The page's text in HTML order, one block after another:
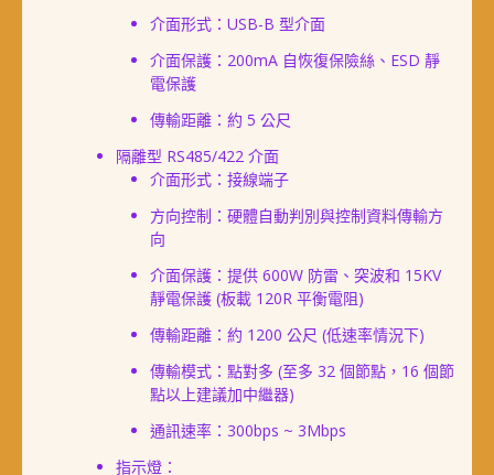
介面形式：USB-B 型介面
介面保護：200mA 自恢復保險絲、ESD 靜
電保護
傳輸距離：約 5 公尺
隔離型 RS485/422 介面
介面形式：接線端子
方向控制：硬體自動判別與控制資料傳輸方
向
介面保護：提供 600W 防雷、突波和 15KV
靜電保護 (板載 120R 平衡電阻)
傳輸距離：約 1200 公尺 (低速率情況下)
傳輸模式：點對多 (至多 32 個節點，16 個節
點以上建議加中繼器)
通訊速率：300bps ~ 3Mbps
指示燈：